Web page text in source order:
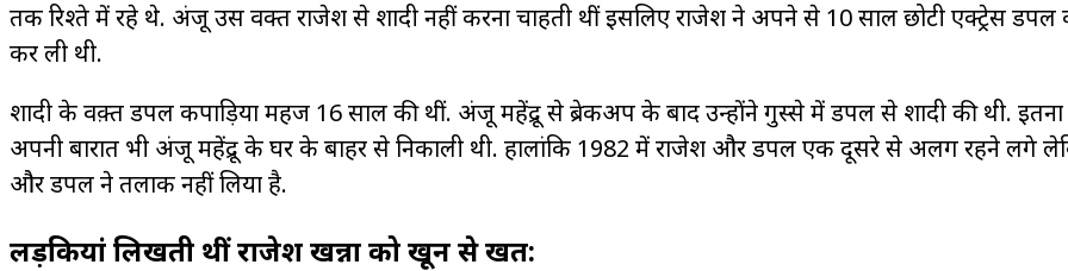
तक रिश्ते में रहे थे. अंजू उस वक्त राजेश से शादी नहीं करना चाहती थीं इसलिए राजेश ने अपने से 10 साल छोटी एक्ट्रेस डिंपल
कर ली थी.
शादी के वक़्त डिंपल कपाड़िया महज 16 साल की थीं. अंजू महेंद्रू से ब्रेकअप के बाद उन्होंने गुस्से में डिंपल से शादी की थी. इतना
अपनी बारात भी अंजू महेंद्रू के घर के बाहर से निकाली थी. हालांकि 1982 में राजेश और डिंपल एक दूसरे से अलग रहने लगे
और डिंपल ने तलाक नहीं लिया है.
लड़कियां लिखती थीं राजेश खन्ना को खून से खत: